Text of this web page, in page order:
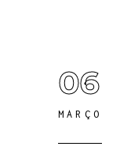
06
MARÇO